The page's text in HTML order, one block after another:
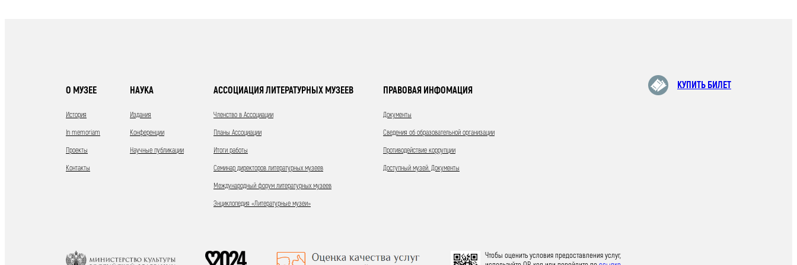
О МУЗЕЕ
История
In memoriam
Проекты
Контакты
НАУКА
Издания
Конференции
Научные публикации
АССОЦИАЦИЯ ЛИТЕРАТУРНЫХ МУЗЕЕВ
Членство в Ассоциации
Планы Ассоциации
Итоги работы
Семинар директоров литературных музеев
Международный форум литературных музеев
Энциклопедия «Литературные музеи»
ПРАВОВАЯ ИНФОМАЦИЯ
Документы
Сведения об образовательной организации
Противодействие коррупции
Доступный музей. Документы
КУПИТЬ БИЛЕТ
Чтобы оценить условия предоставления услуг,